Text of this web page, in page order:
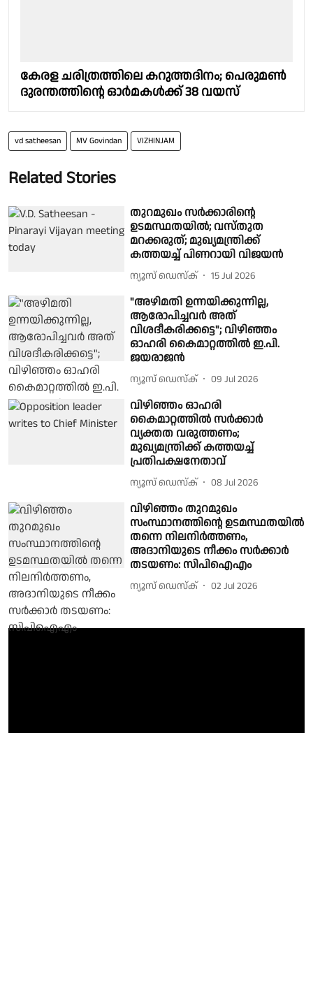
കേരള ചരിത്രത്തിലെ കറുത്തദിനം; പെരുമൺ
ദുരന്തത്തിൻ്റെ ഓർമകൾക്ക് 38 വയസ്
vd satheesan MV Govindan VIZHINJAM
Related Stories
തുറമുഖം സർക്കാരിന്റെ
ഉടമസ്ഥതയിൽ; വസ്തുത
മറക്കരുത്; മുഖ്യമന്ത്രിക്ക്
കത്തയച്ച് പിണറായി വിജയൻ
ന്യൂസ് ഡെസ്ക് 15 Jul 2026
"അഴിമതി ഉന്നയിക്കുന്നില്ല,
ആരോപിച്ചവർ അത്
വിശദീകരിക്കട്ടെ"; വിഴിഞ്ഞം
ഓഹരി കൈമാറ്റത്തിൽ ഇ.പി.
ജയരാജൻ
ന്യൂസ് ഡെസ്ക് 09 Jul 2026
വിഴിഞ്ഞം ഓഹരി
കൈമാറ്റത്തിൽ സർക്കാർ
വ്യക്തത വരുത്തണം;
മുഖ്യമന്ത്രിക്ക് കത്തയച്ച്
പ്രതിപക്ഷനേതാവ്
ന്യൂസ് ഡെസ്ക് 08 Jul 2026
വിഴിഞ്ഞം തുറമുഖം
സംസ്ഥാനത്തിന്റെ ഉടമസ്ഥതയിൽ
തന്നെ നിലനിർത്തണം,
അദാനിയുടെ നീക്കം സർക്കാർ
തടയണം: സിപിഐഎം
ന്യൂസ് ഡെസ്ക് 02 Jul 2026